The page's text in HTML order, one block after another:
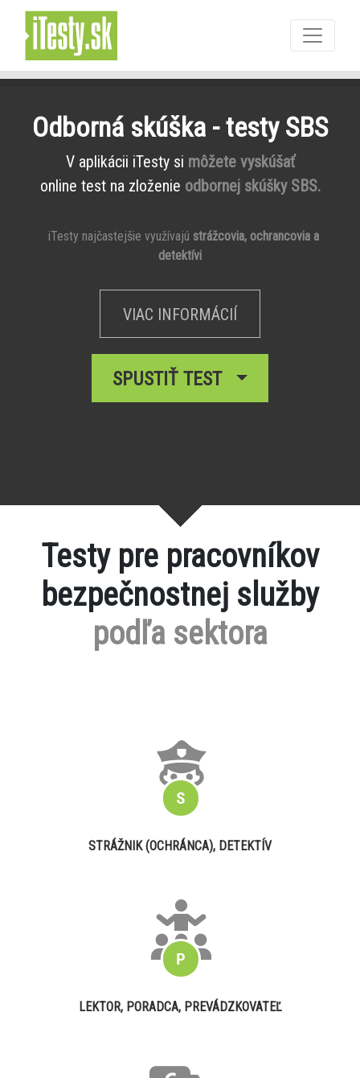
Odborná skúška - testy SBS
V aplikácii iTesty si môžete vyskúšať
online test na zloženie odbornej skúšky SBS.
iTesty najčastejšie využívajú strážcovia, ochrancovia a
detektívi
VIAC INFORMÁCIÍ
SPUSTIŤ TEST
Testy pre pracovníkov
bezpečnostnej služby
podľa sektora
STRÁŽNIK (OCHRÁNCA), DETEKTÍV
LEKTOR, PORADCA, PREVÁDZKOVATEĽ